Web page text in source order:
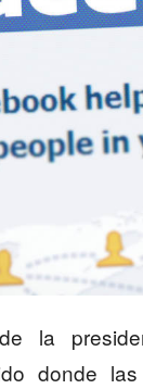
la
donde